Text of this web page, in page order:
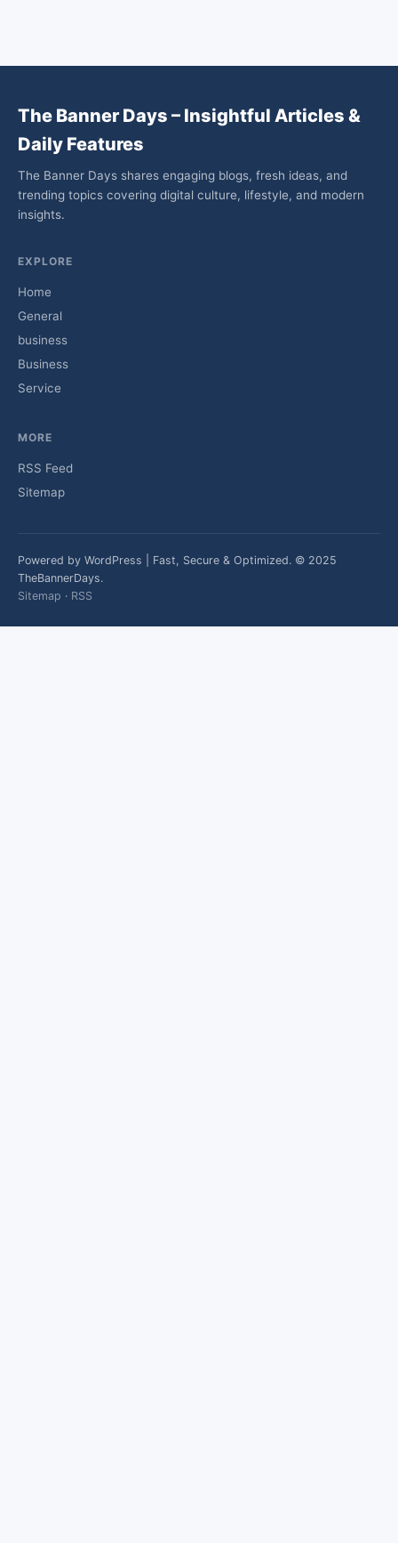
The Banner Days – Insightful Articles &
Daily Features
The Banner Days shares engaging blogs, fresh ideas, and
trending topics covering digital culture, lifestyle, and modern
insights.
EXPLORE
Home
General
business
Business
Service
MORE
RSS Feed
Sitemap
Powered by WordPress | Fast, Secure & Optimized. © 2025
TheBannerDays.
Sitemap · RSS